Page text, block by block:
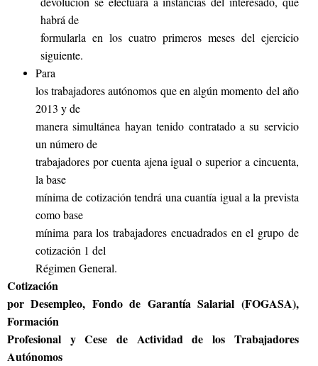
habrá de
formularla en los cuatro primeros meses del ejercicio
siguiente.
Para
los trabajadores autónomos que en algún momento del año
2013 y de
manera simultánea hayan tenido contratado a su servicio
un número de
trabajadores por cuenta ajena igual o superior a cincuenta,
la base
mínima de cotización tendrá una cuantía igual a la prevista
como base
mínima para los trabajadores encuadrados en el grupo de
cotización 1 del
Régimen General.
Cotización
por Desempleo, Fondo de Garantía Salarial (FOGASA),
Formación
Profesional y Cese de Actividad de los Trabajadores
Autónomos